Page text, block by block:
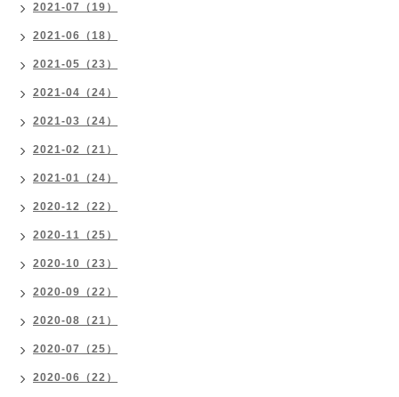
2021-07（19）
2021-06（18）
2021-05（23）
2021-04（24）
2021-03（24）
2021-02（21）
2021-01（24）
2020-12（22）
2020-11（25）
2020-10（23）
2020-09（22）
2020-08（21）
2020-07（25）
2020-06（22）